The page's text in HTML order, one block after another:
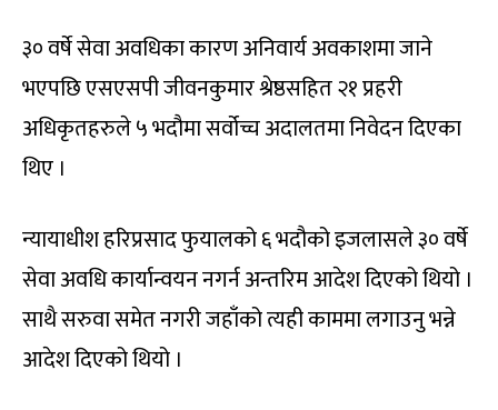
३० वर्षे सेवा अवधिका कारण अनिवार्य अवकाशमा जाने
भएपछि एसएसपी जीवनकुमार श्रेष्ठसहित २१ प्रहरी
अधिकृतहरुले ५ भदौमा सर्वोच्च अदालतमा निवेदन दिएका
थिए ।
न्यायाधीश हरिप्रसाद फुयालको ६ भदौको इजलासले ३० वर्षे
सेवा अवधि कार्यान्वयन नगर्न अन्तरिम आदेश दिएको थियो ।
साथै सरुवा समेत नगरी जहाँको त्यही काममा लगाउनु भन्ने
आदेश दिएको थियो ।